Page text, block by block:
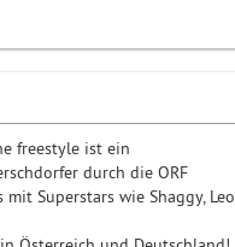
freestyle ist ein
durch die ORF
Superstars wie Shaggy, Leo